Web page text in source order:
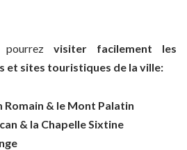
visiter facilement les
et sites touristiques de la ville:
Romain & le Mont Palatin
& la Chapelle Sixtine